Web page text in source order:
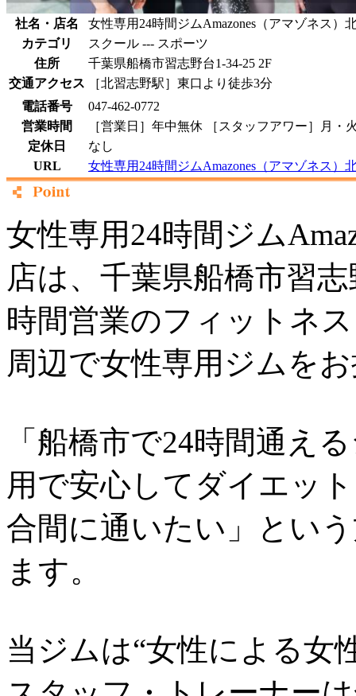
社名・店名
女性専用24時間ジムAmazones（アマゾネス）
カテゴリ
スクール --- スポーツ
住所
千葉県船橋市習志野台1-34-25 2F
交通アクセス
［北習志野駅］東口より徒歩3分
電話番号
047-462-0772
営業時間
［営業日］年中無休 ［スタッフアワー］月・
定休日
なし
URL
女性専用24時間ジムAmazones（アマゾネス）
女性専用24時間ジム
店は、千葉県船橋市習
時間営業のフィットネ
周辺で女性専用ジムを
「船橋市で24時間通え
用で安心してダイエッ
合間に通いたい」とい
ます。
当ジムは“女性による女